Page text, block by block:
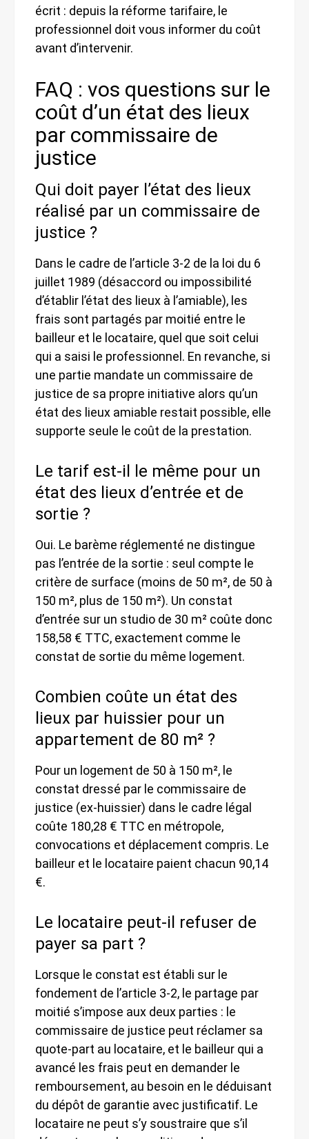
écrit : depuis la réforme tarifaire, le
professionnel doit vous informer du coût
avant d’intervenir.
FAQ : vos questions sur le
coût d’un état des lieux
par commissaire de
justice
Qui doit payer l’état des lieux
réalisé par un commissaire de
justice ?
Dans le cadre de l’article 3-2 de la loi du 6
juillet 1989 (désaccord ou impossibilité
d’établir l’état des lieux à l’amiable), les
frais sont partagés par moitié entre le
bailleur et le locataire, quel que soit celui
qui a saisi le professionnel. En revanche, si
une partie mandate un commissaire de
justice de sa propre initiative alors qu’un
état des lieux amiable restait possible, elle
supporte seule le coût de la prestation.
Le tarif est-il le même pour un
état des lieux d’entrée et de
sortie ?
Oui. Le barème réglementé ne distingue
pas l’entrée de la sortie : seul compte le
critère de surface (moins de 50 m², de 50 à
150 m², plus de 150 m²). Un constat
d’entrée sur un studio de 30 m² coûte donc
158,58 € TTC, exactement comme le
constat de sortie du même logement.
Combien coûte un état des
lieux par huissier pour un
appartement de 80 m² ?
Pour un logement de 50 à 150 m², le
constat dressé par le commissaire de
justice (ex-huissier) dans le cadre légal
coûte 180,28 € TTC en métropole,
convocations et déplacement compris. Le
bailleur et le locataire paient chacun 90,14
€.
Le locataire peut-il refuser de
payer sa part ?
Lorsque le constat est établi sur le
fondement de l’article 3-2, le partage par
moitié s’impose aux deux parties : le
commissaire de justice peut réclamer sa
quote-part au locataire, et le bailleur qui a
avancé les frais peut en demander le
remboursement, au besoin en le déduisant
du dépôt de garantie avec justificatif. Le
locataire ne peut s’y soustraire que s’il